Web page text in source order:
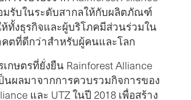
มรับในระดับสากลให้กับผลิตภัณฑ์
ทั้งธุรกิจและผู้บริโภคมีส่วนร่วมใน
คตที่ดีกว่าสําหรับผู้คนและโลก
กษตรที่ยั่งยืน Rainforest Alliance
ป็นผลมาจากการควบรวมกิจการของ
และ UTZ ในปี 2018 เพื่อสร้าง